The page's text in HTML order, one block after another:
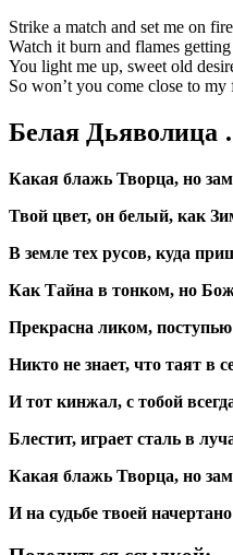
Strike a match and set me on
Watch it burn and flames
You light me up, sweet old
So won’t you come close to my
Белая Дьяволица
Какая блажь Творца, но
Твой цвет, он белый, как
В земле тех русов, куда
Как Тайна в тонком, но
Прекрасна ликом, поступью
Никто не знает, что таят в
И тот кинжал, с тобой
Блестит, играет сталь в
Какая блажь Творца, но
И на судьбе твоей